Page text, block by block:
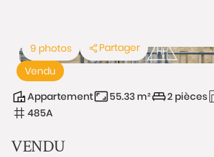
Vendu
9 photos Partager
Appartement 55.33 m² 2 pièces
485A
VENDU